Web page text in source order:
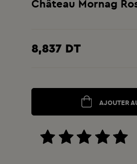
Château Mornag
8,837 DT
AJOUTER